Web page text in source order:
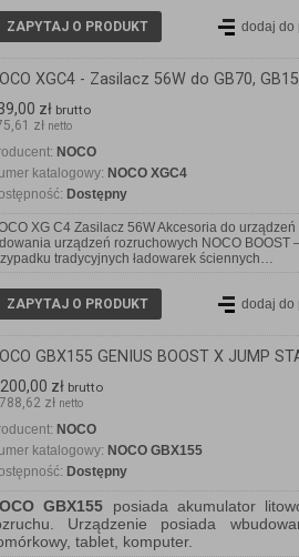
ZAPYTAJ O PRODUKT dodaj do
XGC4 - Zasilacz 56W do GB70,
zł brutto
zł netto
NOCO
katalogowy: NOCO XGC4
Dostępny
XG C4 Zasilacz 56W Akcesoria do
urządzeń rozruchowych NOCO
tradycyjnych ładowarek ściennych…
ZAPYTAJ O PRODUKT dodaj do
GBX155 GENIUS BOOST X JUMP
zł brutto
zł netto
NOCO
katalogowy: NOCO GBX155
Dostępny
GBX155 posiada akumulator
Urządzenie posiada
tablet, komputer.